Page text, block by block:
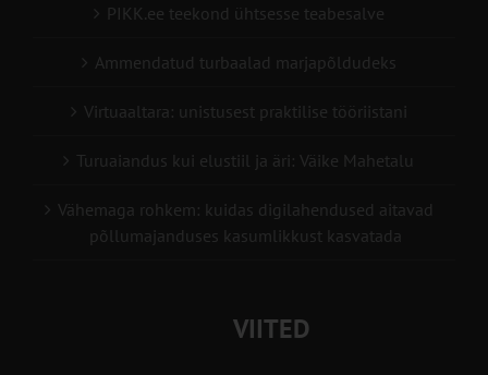
PIKK.ee teekond ühtsesse teabesalve
Ammendatud turbaalad marjapõldudeks
Virtuaaltara: unistusest praktilise tööriistani
Turuaiandus kui elustiil ja äri: Väike Mahetalu
Vähemaga rohkem: kuidas digilahendused aitavad
põllumajanduses kasumlikkust kasvatada
VIITED